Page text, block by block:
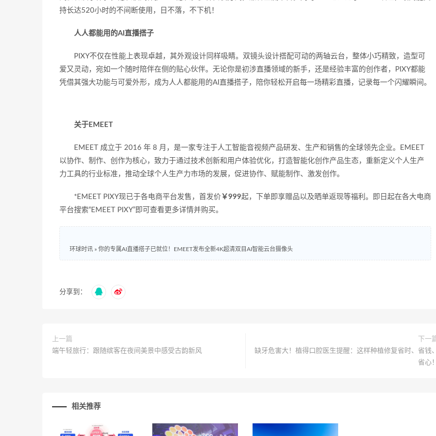
持长达520小时的不间断使用，日不落，不下机！
人人都能用的AI直播搭子
PIXY不仅在性能上表现卓越，其外观设计同样吸睛。双镜头设计搭配可动的两轴云台，整体小巧精致，造型可
爱又灵动，宛如一个随时陪伴在侧的贴心伙伴。无论你是初涉直播领域的新手，还是经验丰富的创作者，PIXY都能
凭借其强大功能与可爱外形，成为人人都能用的AI直播搭子，陪你轻松开启每一场精彩直播，记录每一个闪耀瞬间。
关于EMEET
EMEET 成立于 2016 年 8 月，是一家专注于人工智能音视频产品研发、生产和销售的全球领先企业。EMEET
以协作、制作、创作为核心，致力于通过技术创新和用户体验优化，打造智能化创作产品生态，重新定义个人生产
力工具的行业标准，推动全球个人生产力市场的发展，促进协作、赋能制作、激发创作。
*EMEET PIXY现已于各电商平台发售，首发价 ￥999起，下单即享赠品以及晒单返现等福利。即日起在各大电商
平台搜索“EMEET PIXY”即可查看更多详情并购买。
环球时讯 » 你的专属AI直播搭子已就位！EMEET发布全新4K超清双目AI智能云台摄像头
分享到：
上一篇
端午轻旅行：跟随缤客在夜间美景中感受古韵新风
下一
缺牙危害大！植得口腔医生提醒：这样种植修复省时、省钱、
省心！
相关推荐